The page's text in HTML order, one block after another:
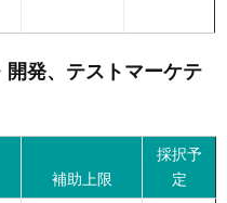
開発、テストマーケテ
補助上限
採択予
定